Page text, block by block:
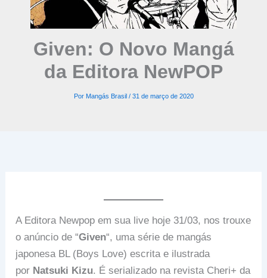
Given: O Novo Mangá
da Editora NewPOP
Por Mangás Brasil / 31 de março de 2020
A Editora Newpop em sua live hoje 31/03, nos trouxe
o anúncio de “Given“, uma série de mangás
japonesa BL (Boys Love) escrita e ilustrada
por Natsuki Kizu. É serializado na revista Cheri+ da